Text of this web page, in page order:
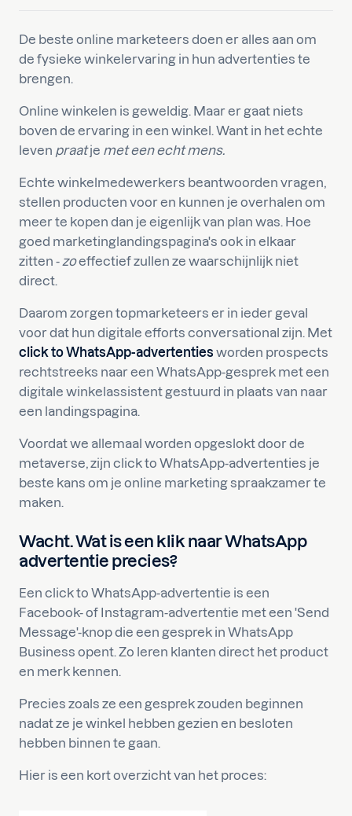
De beste online marketeers doen er alles aan om
de fysieke winkelervaring in hun advertenties te
brengen.
Online winkelen is geweldig. Maar er gaat niets
boven de ervaring in een winkel. Want in het echte
leven praatje met een echt mens.
Echte winkelmedewerkers beantwoorden vragen,
stellen producten voor en kunnen je overhalen om
meer te kopen dan je eigenlijk van plan was. Hoe
goed marketinglandingspagina's ook in elkaar
zitten - zoeffectief zullen ze waarschijnlijk niet
direct.
Daarom zorgen topmarketeers er in ieder geval
voor dat hun digitale efforts conversational zijn. Met
click to WhatsApp-advertenties worden prospects
rechtstreeks naar een WhatsApp-gesprek met een
digitale winkelassistent gestuurd in plaats van naar
een landingspagina.
Voordat we allemaal worden opgeslokt door de
metaverse, zijn click to WhatsApp-advertenties je
beste kans om je online marketing spraakzamer te
maken.
Wacht. Wat is een klik naar WhatsApp
advertentie precies?
Een click to WhatsApp-advertentie is een
Facebook- of Instagram-advertentie met een 'Send
Message'-knop die een gesprek in WhatsApp
Business opent. Zo leren klanten direct het product
en merk kennen.
Precies zoals ze een gesprek zouden beginnen
nadat ze je winkel hebben gezien en besloten
hebben binnen te gaan.
Hier is een kort overzicht van het proces: